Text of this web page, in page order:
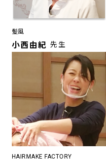
髪風
小西由紀 先生
HAIRMAKE FACTORY